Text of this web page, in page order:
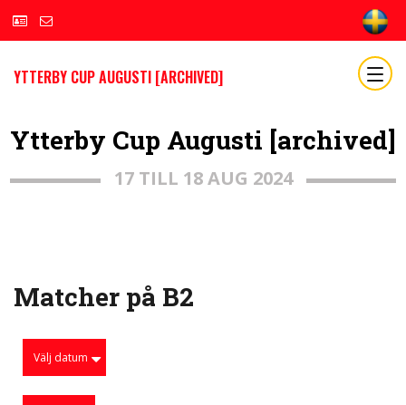
YTTERBY CUP AUGUSTI [ARCHIVED]
Ytterby Cup Augusti [archived]
17 TILL 18 AUG 2024
Matcher på B2
Välj datum